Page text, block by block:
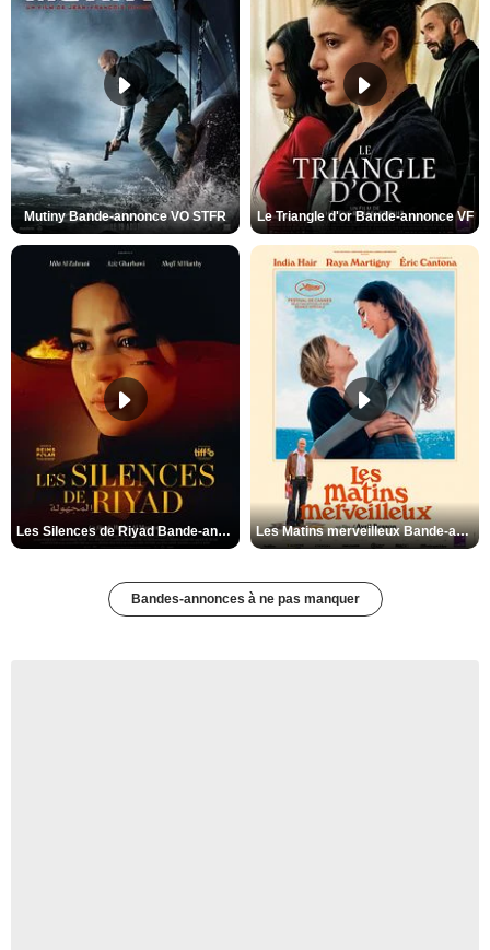
Mutiny Bande-annonce VO STFR Le Triangle d'or Bande-annonce VF
Les Silences de Riyad Bande-annonce VO STFR Les Matins merveilleux Bande-annonce VF
Bandes-annonces à ne pas manquer